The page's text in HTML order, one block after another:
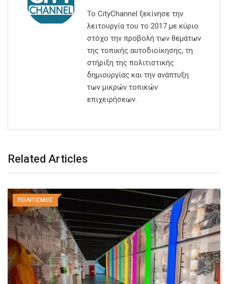
Το CityChannel ξεκίνησε την
λειτουργία του το 2017 με κύριο
στόχο την προβολή των θεμάτων
της τοπικής αυτοδιοίκησης, τη
στήριξη της πολιτιστικής
δημιουργίας και την ανάπτυξη
των μικρών τοπικών
επιχειρήσεων.
Related Articles
ΠΟΛΙΤΙΣΜΟΣ